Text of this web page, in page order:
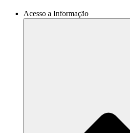
Acesso a Informação